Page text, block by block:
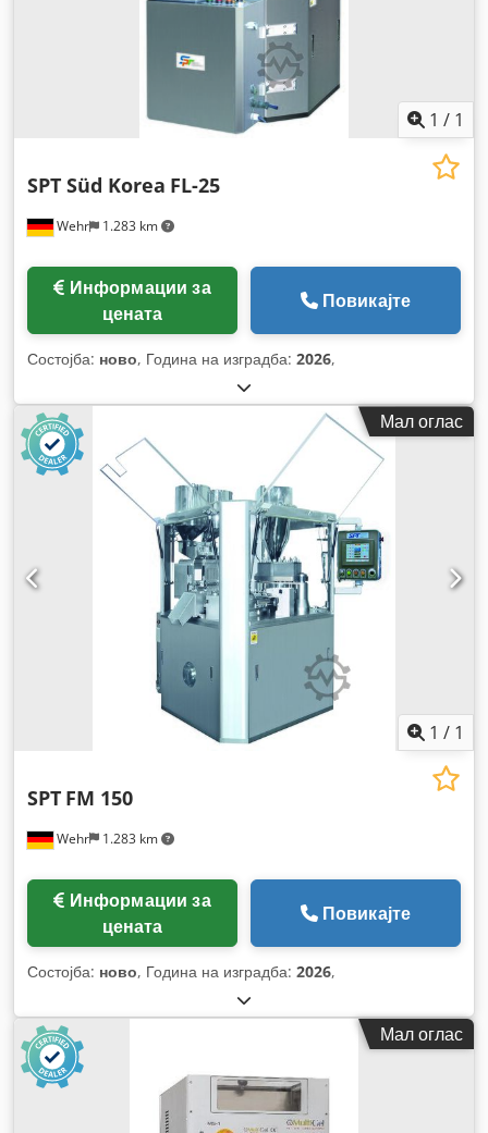
1 / 1
Wehr 1.283 km
SPT Süd Korea FL-25
цената
Повикајте
Состојба: ново, Година на изградба: 2026,
Мал оглас
1 / 1
Wehr 1.283 km
SPT FM 150
цената
Повикајте
Состојба: ново, Година на изградба: 2026,
Мал оглас